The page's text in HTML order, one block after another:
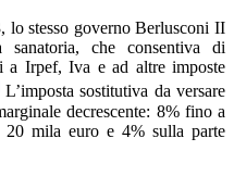
stesso governo Berlusconi II
sanatoria, che consentiva di
a Irpef, Iva e ad altre imposte
L’imposta sostitutiva da versare
decrescente: 8% fino a
mila euro e 4% sulla parte